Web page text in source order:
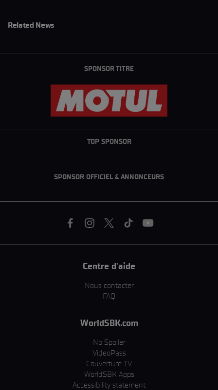
Related News
SPONSOR TITRE
TOP SPONSOR
SPONSOR OFFICIEL & ANNONCEURS
Centre d'aide
Nous contacter
FAQ
WorldSBK.com
No Spoiler
VideoPass
Couverture TV
WorldSBK Apps
Accessibility statement